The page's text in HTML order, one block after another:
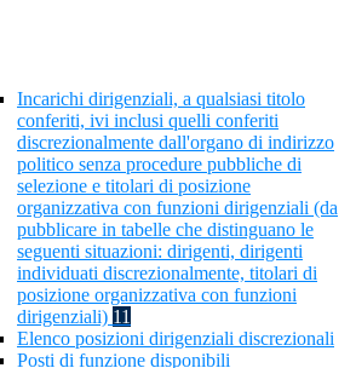
Incarichi dirigenziali, a qualsiasi titolo
conferiti, ivi inclusi quelli conferiti
discrezionalmente dall'organo di indirizzo
politico senza procedure pubbliche di
selezione e titolari di posizione
organizzativa con funzioni dirigenziali (da
pubblicare in tabelle che distinguano le
seguenti situazioni: dirigenti, dirigenti
individuati discrezionalmente, titolari di
posizione organizzativa con funzioni
dirigenziali) 11
Elenco posizioni dirigenziali discrezionali
Posti di funzione disponibili